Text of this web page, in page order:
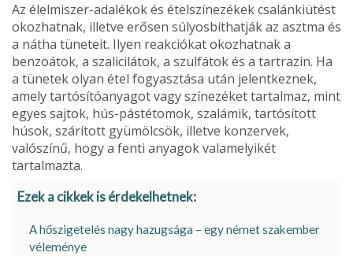
Az élelmiszer-adalékok és ételszí­nezékek csalánkiütést
okozhatnak, illet­ve erősen súlyosbíthatják az asztma és
a nátha tüneteit. Ilyen reakciókat okoz­hatnak a
benzoátok, a szalicilátok, a szulfátok és a tartrazin. Ha
a tünetek olyan étel fogyasztása után jelentkez­nek,
amely tartósítóanyagot vagy színe­zéket tartalmaz, mint
egyes sajtok, hús-pástétomok, szalámik, tartósított
húsok, szárított gyümölcsök, illetve konzervek,
valószínű, hogy a fenti anyagok valame­lyikét
tartalmazta.
Ezek a cikkek is érdekelhetnek:
A hőszigetelés nagy hazugsága – egy német szakember
véleménye